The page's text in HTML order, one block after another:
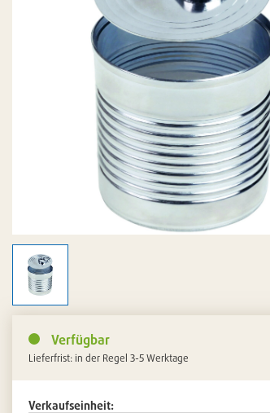
Verfügbar
Lieferfrist: in der Regel 3-5 Werktage
Verkaufseinheit: